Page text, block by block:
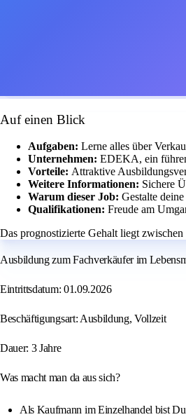
Auf einen Blick
Aufgaben: Lerne alles über
Unternehmen: EDEKA, ein
Vorteile: Attraktive
Weitere Informationen: Sichere
Warum dieser Job: Gestalte
Qualifikationen: Freude am
Das prognostizierte Gehalt liegt
Ausbildung zum Fachverkäufer im
Eintrittsdatum: 01.09.2026
Beschäftigungsart: Ausbildung, Vollzeit
Dauer: 3 Jahre
Was macht man da aus sich?
Als Kaufmann im Einzelhandel bist